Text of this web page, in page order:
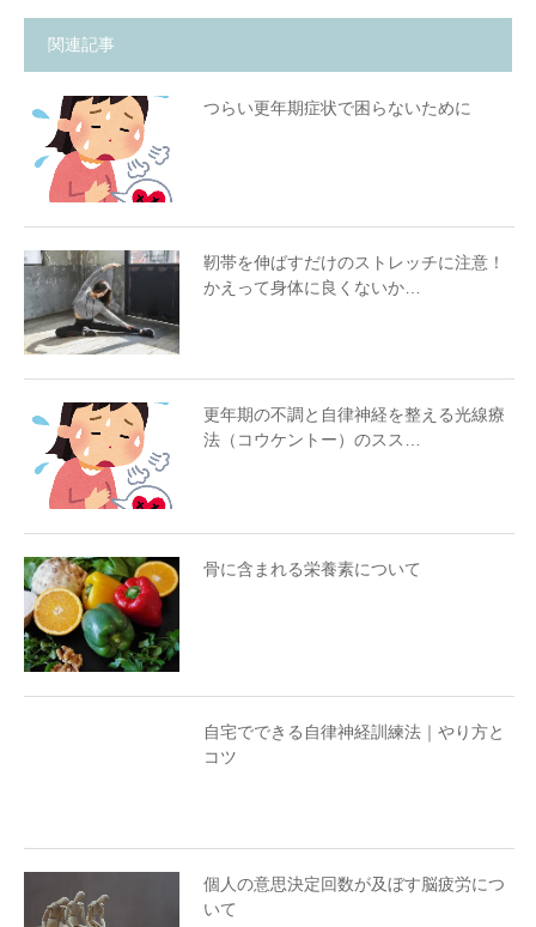
関連記事
つらい更年期症状で困らないために
靭帯を伸ばすだけのストレッチに注意！
かえって身体に良くないか…
更年期の不調と自律神経を整える光線療
法（コウケントー）のスス…
骨に含まれる栄養素について
自宅でできる自律神経訓練法｜やり方と
コツ
個人の意思決定回数が及ぼす脳疲労につ
いて